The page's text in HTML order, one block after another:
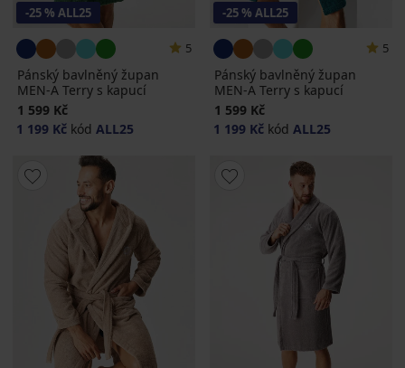
-25 % ALL25
5
Pánský bavlněný župan
MEN-A Terry s kapucí
1 599 Kč
1 199 Kč kód ALL25
-25 % ALL25
5
Pánský bavlněný župan
MEN-A Terry s kapucí
1 599 Kč
1 199 Kč kód ALL25